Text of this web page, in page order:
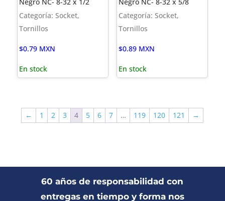
Negro NC- 8-32 x 1/2
Categoría: Socket,
Tornillos
$0.79 MXN
En stock
Negro NC- 8-32 x 5/8
Categoría: Socket,
Tornillos
$0.89 MXN
En stock
← 1 2 3 4 5 6 7 … 119 120 121 →
60 años de responsabilidad con
entregas en tiempo y forma nos